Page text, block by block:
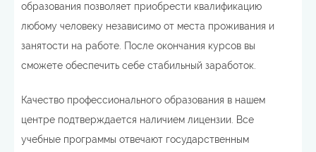
образования позволяет приобрести квалификацию
любому человеку независимо от места проживания и
занятости на работе. После окончания курсов вы
сможете обеспечить себе стабильный заработок.
Качество профессионального образования в нашем
центре подтверждается наличием лицензии. Все
учебные программы отвечают государственным